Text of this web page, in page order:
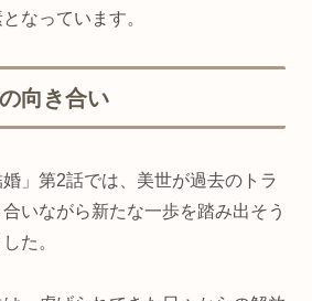
なっています。
向き合い
婚」第2話では、美世が過去のトラ
いながら新たな一歩を踏み出そう
た。